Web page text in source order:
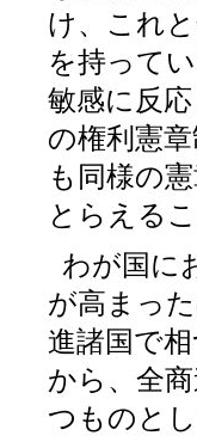
け、これ
を持って
敏感に反
の権利憲
も同様の
とらえる
わが国に
が高まっ
進諸国で
から、全
つものと